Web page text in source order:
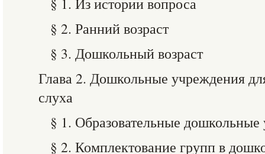
§ 2. Ранний возраст
§ 3. Дошкольный возраст
Глава 2. Дошкольные учреждения
слуха
§ 1. Образовательные
§ 2. Комплектование групп в